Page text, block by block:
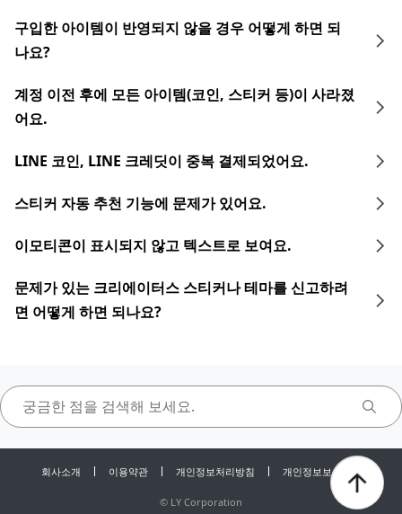
구입한 아이템이 반영되지 않을 경우 어떻게 하면 되
나요?
계정 이전 후에 모든 아이템(코인, 스티커 등)이 사라졌
어요.
LINE 코인, LINE 크레딧이 중복 결제되었어요.
스티커 자동 추천 기능에 문제가 있어요.
이모티콘이 표시되지 않고 텍스트로 보여요.
문제가 있는 크리에이터스 스티커나 테마를 신고하려
면 어떻게 하면 되나요?
회사소개 이용약관 개인정보처리방침 개인정보보호센터
© LY Corporation